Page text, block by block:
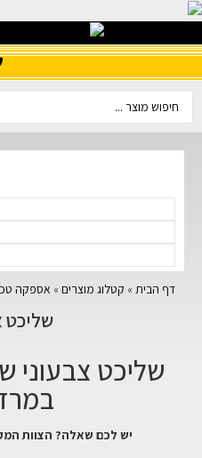
דף הבית » קטלוג מוצרים » אספקה
שליכט
שליכט צבעוני
יש לכם שאלה? הצוות